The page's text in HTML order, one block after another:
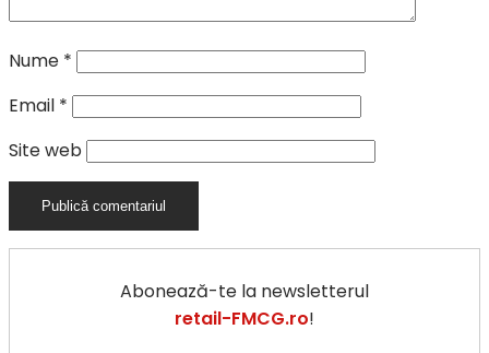
Nume *
Email *
Site web
Abonează-te la newsletterul
retail-FMCG.ro!